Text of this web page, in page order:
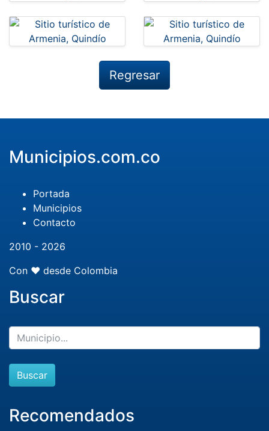
Regresar
Municipios.com.co
Portada
Municipios
Contacto
2010 - 2026
Con ❤️ desde Colombia
Buscar
Buscar
Recomendados